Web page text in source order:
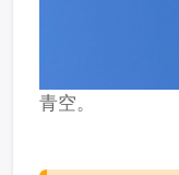
青空。